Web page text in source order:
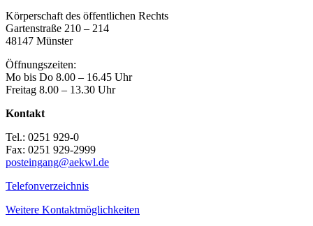
Körperschaft des öffentlichen Rechts
Gartenstraße 210 – 214
48147 Münster
Öffnungszeiten:
Mo bis Do 8.00 – 16.45 Uhr
Freitag 8.00 – 13.30 Uhr
Kontakt
Tel.: 0251 929-0
Fax: 0251 929-2999
posteingang@aekwl.de
Telefonverzeichnis
Weitere Kontaktmöglichkeiten